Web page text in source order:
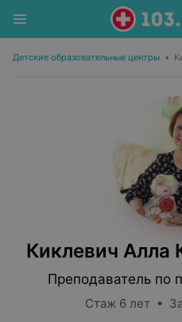
Детские образовательные центры •
Киклевич Алла
Преподаватель по
Стаж 6 лет •